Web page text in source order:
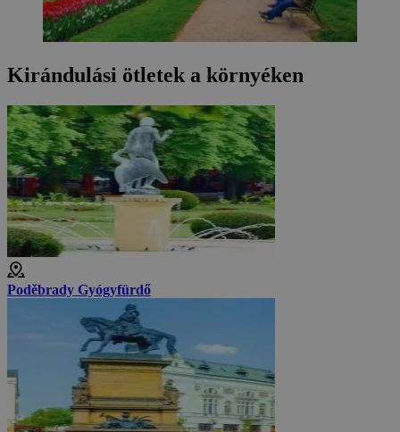
Kirándulási ötletek a környéken
Poděbrady Gyógyfürdő